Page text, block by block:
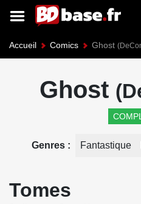
Accueil Comics Ghost
Ghost
Genres Fantastique
Tomes